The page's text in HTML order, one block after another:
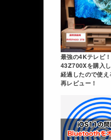
最強の4Kテレビ
43Z700Xを購入
経過したので使
再レビュー！